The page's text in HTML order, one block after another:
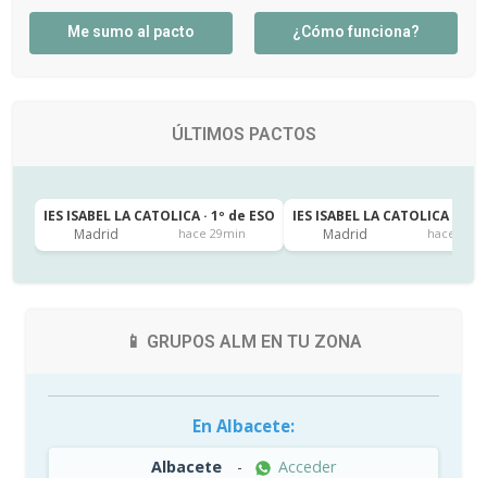
Me sumo al pacto ¿Cómo funciona?
ÚLTIMOS PACTOS
IES ISABEL LA CATOLICA · 1º de ESO
Madrid
hace 29min
IES ISABEL LA CATOLICA · 1º
Madrid
hace
📱 GRUPOS ALM EN TU ZONA
En Albacete:
Albacete - Acceder